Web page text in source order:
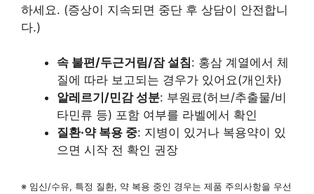
하세요. (증상이 지속되면 중단 후 상담이 안전합니
다.)
속 불편/두근거림/잠 설침: 홍삼 계열에서 체
질에 따라 보고되는 경우가 있어요(개인차)
알레르기/민감 성분: 부원료(허브/추출물/비
타민류 등) 포함 여부를 라벨에서 확인
질환·약 복용 중: 지병이 있거나 복용약이 있
으면 시작 전 확인 권장
※ 임신/수유, 특정 질환, 약 복용 중인 경우는 제품 주의사항을 우선